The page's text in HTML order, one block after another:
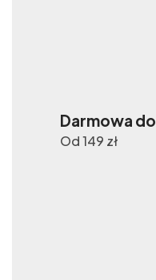
Darmowa
Od 149 zł